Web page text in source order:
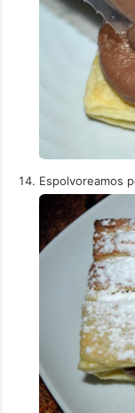
Espolvoreamos